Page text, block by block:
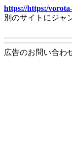
https://https:/
別のサイトにジャ
広告のお問い合わ